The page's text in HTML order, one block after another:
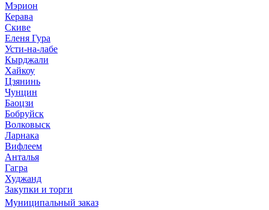
Мэрион
Керава
Скиве
Еленя Гура
Усти-на-лабе
Кырджали
Хайкоу
Цзянинь
Чунцин
Баоцзи
Бобруйск
Волковыск
Ларнака
Вифлеем
Анталья
Гагра
Худжанд
Закупки и торги
Муниципальный заказ